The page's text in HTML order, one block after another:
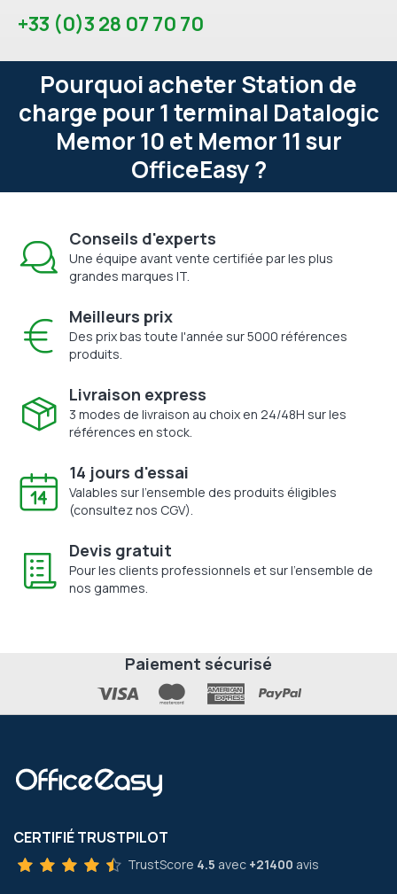
+33 (0)3 28 07 70 70
Pourquoi acheter Station de
charge pour 1 terminal Datalogic
Memor 10 et Memor 11 sur
OfficeEasy ?
Conseils d'experts
Une équipe avant vente certifiée par les plus
grandes marques IT.
Meilleurs prix
Des prix bas toute l'année sur 5000 références
produits.
Livraison express
3 modes de livraison au choix en 24/48H sur les
références en stock.
14 jours d'essai
Valables sur l'ensemble des produits éligibles
(consultez nos CGV).
Devis gratuit
Pour les clients professionnels et sur l'ensemble de
nos gammes.
Paiement sécurisé
CERTIFIÉ TRUSTPILOT
TrustScore 4.5 avec +21400 avis